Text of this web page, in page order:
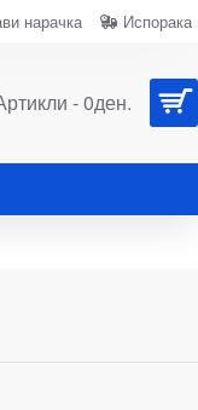
нарачка Испорака
- 0ден.